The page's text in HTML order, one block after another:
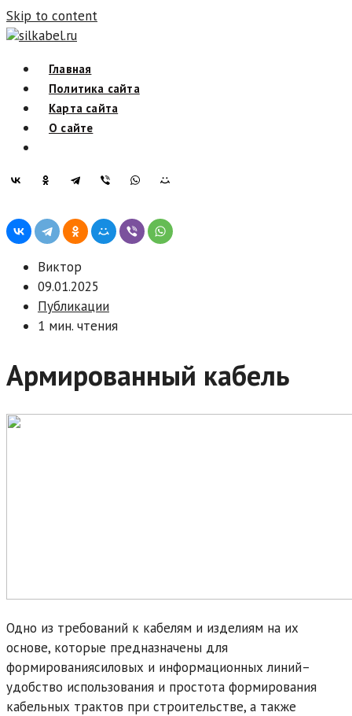
Skip to content
silkabel.ru
Главная
Политика сайта
Карта сайта
О сайте
Виктор
09.01.2025
Публикации
1 мин. чтения
Армированный кабель
Одно из требований к кабелям и изделиям на их
основе, которые предназначены для
формированиясиловых и информационных линий–
удобство использования и простота формирования
кабельных трактов при строительстве, а также